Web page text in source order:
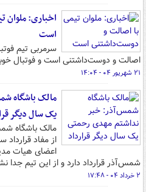
اخباری:
است
سرمربی تیم
اصالت و دوست‌داشتنی است و فوتبال
۲۱ شهریور ۰۴ - ۱۴:۰۴
مالک باشگاه
یک سال دیگر
مالک باشگاه
از مفاد
اعضای هیات
شمس‌آذر قرارداد دارد و از این تیم جدا
۲ خرداد ۰۴ - ۱۷:۴۸